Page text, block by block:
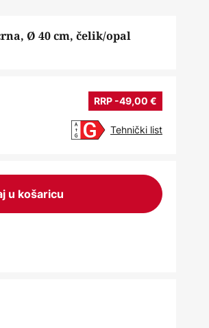
Ø 40 cm, čelik/opal
RRP -49,00 €
Tehnički list
u košaricu